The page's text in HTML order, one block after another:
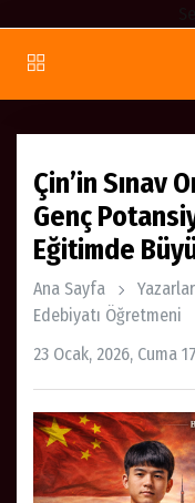
Çin’in Sınav
Genç
Eğitimde
Ana Sayfa Yazarlar
Edebiyatı Öğretmeni
23 Ocak, 2026, Cuma